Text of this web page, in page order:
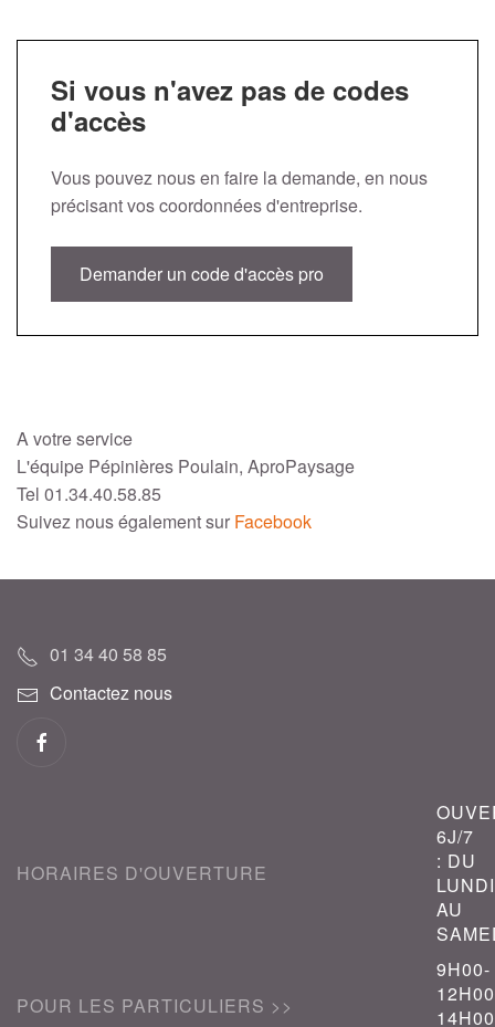
Si vous n'avez pas de codes
d'accès
Vous pouvez nous en faire la demande, en nous
précisant vos coordonnées d'entreprise.
Demander un code d'accès pro
A votre service
L'équipe Pépinières Poulain, AproPaysage
Tel 01.34.40.58.85
Suivez nous également sur Facebook
01 34 40 58 85
Contactez nous
HORAIRES D'OUVERTURE
6J/7
: DU
LUNDI
AU
POUR LES PARTICULIERS >>
9H00-
12H00